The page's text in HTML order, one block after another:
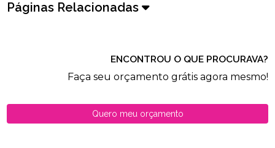
Páginas Relacionadas
ENCONTROU O QUE PROCURAVA?
Faça seu orçamento grátis agora mesmo!
Quero meu orçamento